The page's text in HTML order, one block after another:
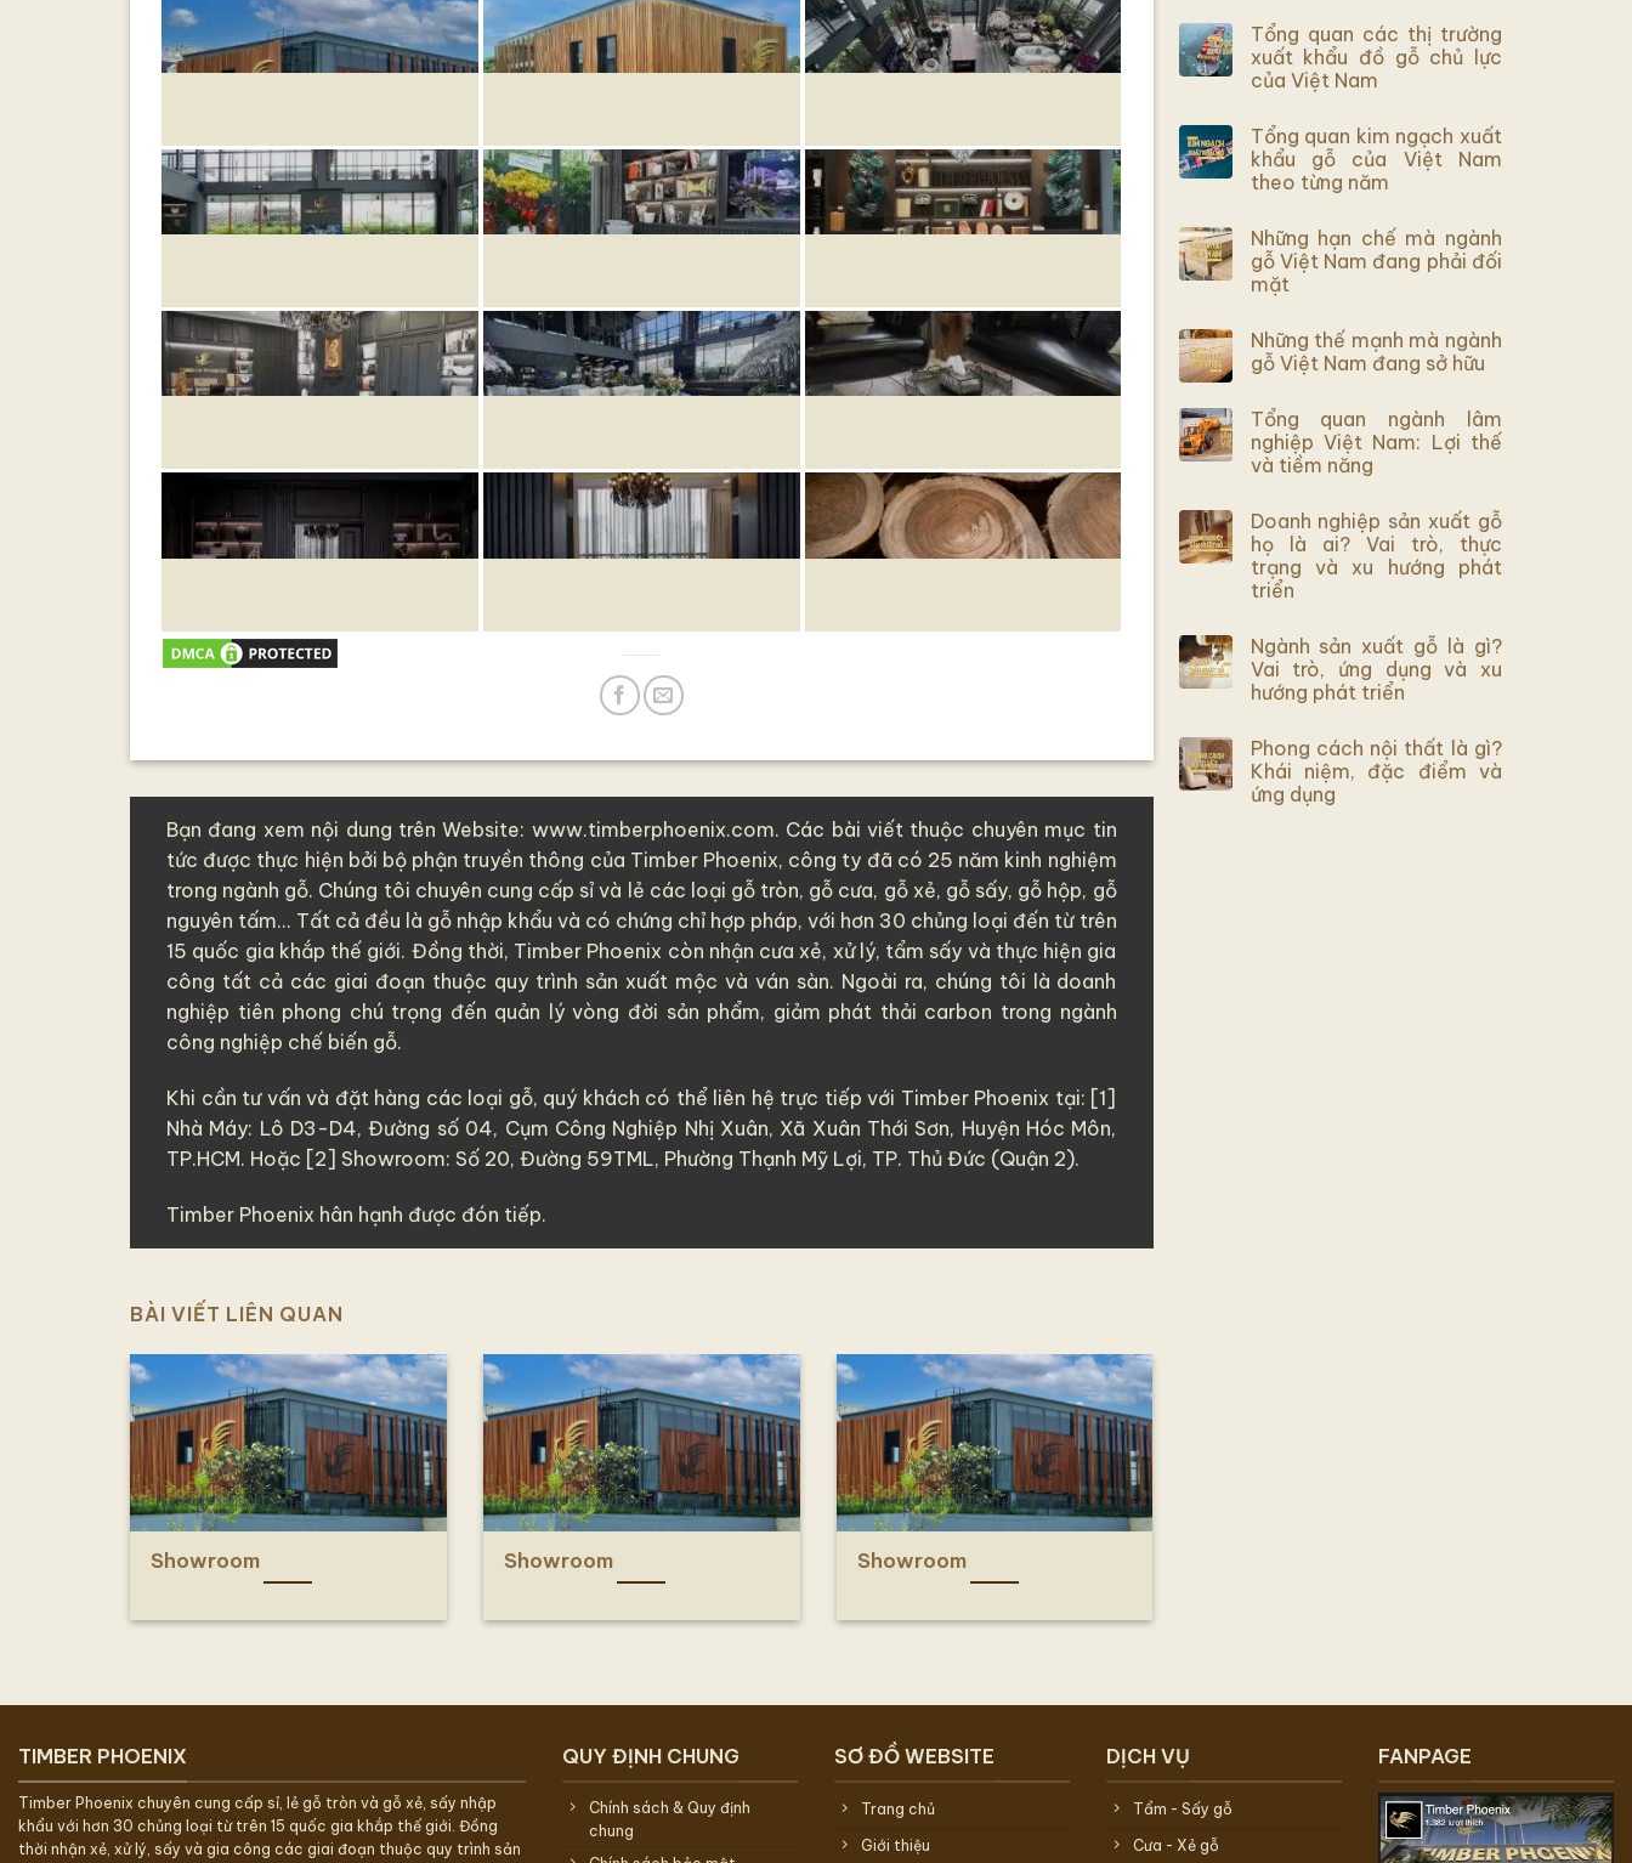
Bạn đang xem nội dung trên Website: www.timberphoenix.com. Các bài viết thuộc chuyên mục tin
tức được thực hiện bởi bộ phận truyền thông của Timber Phoenix, công ty đã có 25 năm kinh nghiệm
trong ngành gỗ. Chúng tôi chuyên cung cấp sỉ và lẻ các loại gỗ tròn, gỗ cưa, gỗ xẻ, gỗ sấy, gỗ hộp, gỗ
nguyên tấm... Tất cả đều là gỗ nhập khẩu và có chứng chỉ hợp pháp, với hơn 30 chủng loại đến từ trên
15 quốc gia khắp thế giới. Đồng thời, Timber Phoenix còn nhận cưa xẻ, xử lý, tẩm sấy và thực hiện gia
công tất cả các giai đoạn thuộc quy trình sản xuất mộc và ván sàn. Ngoài ra, chúng tôi là doanh
nghiệp tiên phong chú trọng đến quản lý vòng đời sản phẩm, giảm phát thải carbon trong ngành
công nghiệp chế biến gỗ.
Khi cần tư vấn và đặt hàng các loại gỗ, quý khách có thể liên hệ trực tiếp với Timber Phoenix tại: [1]
Nhà Máy: Lô D3-D4, Đường số 04, Cụm Công Nghiệp Nhị Xuân, Xã Xuân Thới Sơn, Huyện Hóc Môn,
TP.HCM. Hoặc [2] Showroom: Số 20, Đường 59TML, Phường Thạnh Mỹ Lợi, TP. Thủ Đức (Quận 2).
Timber Phoenix hân hạnh được đón tiếp.
BÀI VIẾT LIÊN QUAN
Showroom Showroom Showroom
Tổng quan các thị trường
xuất khẩu đồ gỗ chủ lực
của Việt Nam
Tổng quan kim ngạch xuất
khẩu gỗ của Việt Nam
theo từng năm
Những hạn chế mà ngành
gỗ Việt Nam đang phải đối
mặt
Những thế mạnh mà ngành
gỗ Việt Nam đang sở hữu
Tổng quan ngành lâm
nghiệp Việt Nam: Lợi thế
và tiềm năng
Doanh nghiệp sản xuất gỗ
họ là ai? Vai trò, thực
trạng và xu hướng phát
triển
Ngành sản xuất gỗ là gì?
Vai trò, ứng dụng và xu
hướng phát triển
Phong cách nội thất là gì?
Khái niệm, đặc điểm và
ứng dụng
TIMBER PHOENIX
Timber Phoenix chuyên cung cấp sỉ, lẻ gỗ tròn và gỗ xẻ, sấy nhập
khẩu với hơn 30 chủng loại từ trên 15 quốc gia khắp thế giới. Đồng
thời nhận xẻ, xử lý, sấy và gia công các giai đoạn thuộc quy trình sản
QUY ĐỊNH CHUNG
Chính sách & Quy định
chung
SƠ ĐỒ WEBSITE
Trang chủ
Giới thiệu
DỊCH VỤ
Tẩm - Sấy gỗ
Cưa - Xẻ gỗ
FANPAGE